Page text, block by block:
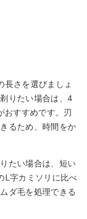
長さを選びましょ
りたい場合は、4
おすすめです。刃
るため、時間をか
たい場合は、短い
L字カミソリに比べ
ダ毛を処理できる